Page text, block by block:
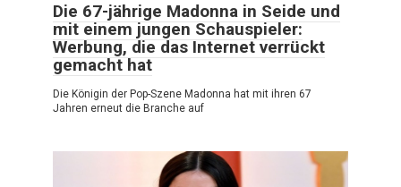
Die 67-jährige Madonna in Seide und
mit einem jungen Schauspieler:
Werbung, die das Internet verrückt
gemacht hat
Die Königin der Pop-Szene Madonna hat mit ihren 67
Jahren erneut die Branche auf